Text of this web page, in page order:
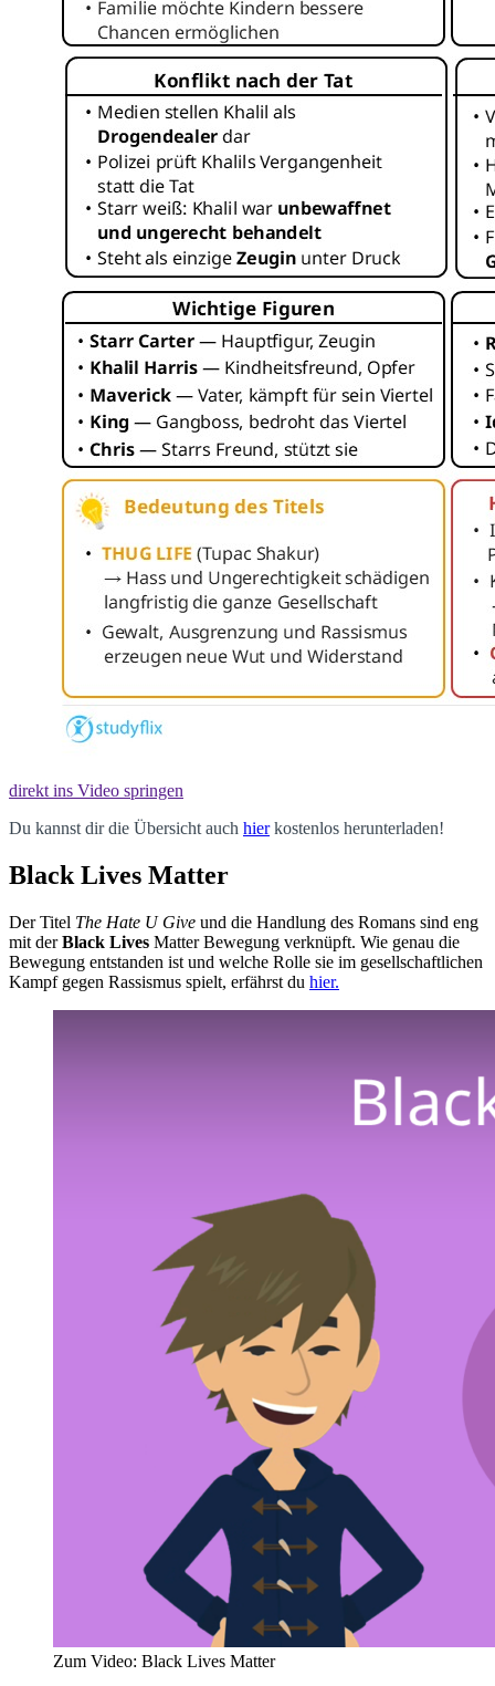
direkt ins Video springen
Du kannst dir die Übersicht auch hierkostenlos herunterladen!
Black Lives Matter
Der Titel The Hate U Give und die Handlung des Romans sind eng
mit derBlack Lives Matter Bewegung verknüpft. Wie genau die
Bewegung entstanden ist und welche Rolle sie im gesellschaftlichen
Kampf gegen Rassismus spielt, erfährst du hier.
Zum Video: Black Lives Matter